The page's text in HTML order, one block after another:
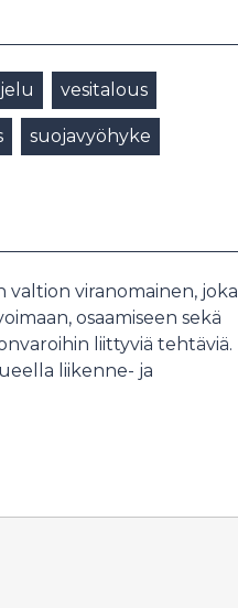
vesitalous
suojavyöhyke
valtion viranomainen, joka
osaamiseen sekä
liittyviä tehtäviä.
liikenne- ja